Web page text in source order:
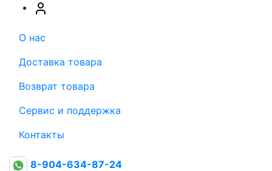
О нас
Доставка товара
Возврат товара
Сервис и поддержка
Контакты
8-904-634-87-24